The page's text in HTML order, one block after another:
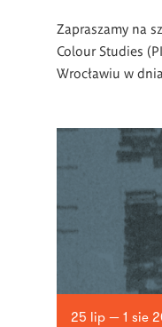
Zapraszamy na
Colour Studies
Wrocławiu w
25 lip — 1 sie